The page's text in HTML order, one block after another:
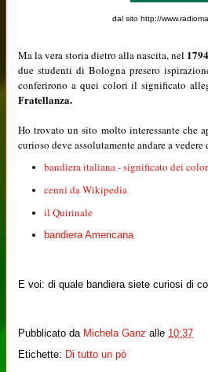
dal sito http://
Ma la vera storia dietro alla nascita, nel 1794
due studenti di Bologna presero
conferirono a quei colori il significato
Fratellanza.
Ho trovato un sito molto interessante che
curioso deve assolutamente andare a vedere
bandiera italiana - significato dei
cenni da Wikipedia
il Quirinale
bandiera Americana
E voi: di quale bandiera siete curiosi di
Pubblicato da Michela Ganz alle 10:37
Etichette: Di tutto un pò